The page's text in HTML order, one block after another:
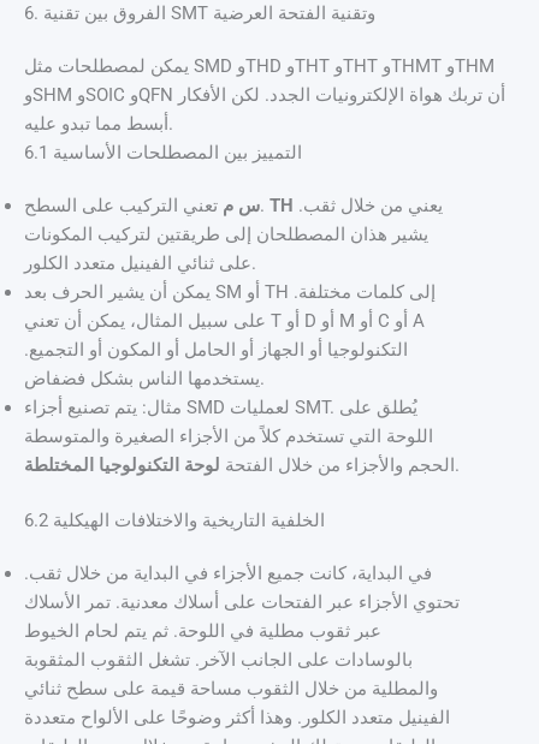
6. الفروق بين تقنية SMT وتقنية الفتحة العرضية
يمكن لمصطلحات مثل SMD وTHD وTHT وTHT وTHMT وTHM
وSHM وSOIC وQFN أن تربك هواة الإلكترونيات الجدد. لكن الأفكار
أبسط مما تبدو عليه.
6.1 التمييز بين المصطلحات الأساسية
س متعني التركيب على السطح. TH
يشير هذان المصطلحان إلى طريقتين لتركيب المكونات
على ثنائي الفينيل متعدد الكلور.
يمكن أن يشير الحرف بعد SM أو TH إلى كلمات مختلفة.
على سبيل المثال، يمكن أن تعني T أو D أو M أو C أو A
التكنولوجيا أو الجهاز أو الحامل أو المكون أو التجميع.
يستخدمها الناس بشكل فضفاض.
مثال: يتم تصنيع أجزاء SMD لعمليات SMT. يُطلق على
اللوحة التي تستخدم كلاً من الأجزاء الصغيرة والمتوسطة
الحجم والأجزاء من خلال الفتحة لوحة التكنولوجيا المختلطة .
6.2 الخلفية التاريخية والاختلافات الهيكلية
في البداية، كانت جميع الأجزاء في البداية من خلال ثقب.
تحتوي الأجزاء عبر الفتحات على أسلاك معدنية. تمر الأسلاك
عبر ثقوب مطلية في اللوحة. ثم يتم لحام الخيوط
بالوسادات على الجانب الآخر. تشغل الثقوب المثقوبة
والمطلية من خلال الثقوب مساحة قيمة على سطح ثنائي
الفينيل متعدد الكلور. وهذا أكثر وضوحًا على الألواح متعددة